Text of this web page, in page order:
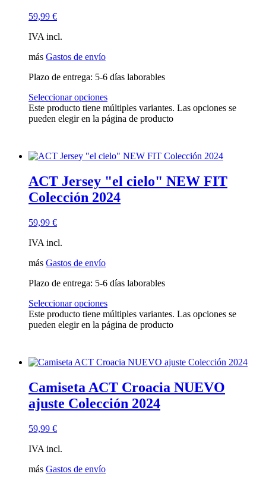
59,99 €
IVA incl.
más Gastos de envío
Plazo de entrega: 5-6 días laborables
Seleccionar opciones
Este producto tiene múltiples variantes. Las opciones se
pueden elegir en la página de producto
ACT Jersey "el cielo" NEW FIT
Colección 2024
59,99 €
IVA incl.
más Gastos de envío
Plazo de entrega: 5-6 días laborables
Seleccionar opciones
Este producto tiene múltiples variantes. Las opciones se
pueden elegir en la página de producto
Camiseta ACT Croacia NUEVO
ajuste Colección 2024
59,99 €
IVA incl.
más Gastos de envío